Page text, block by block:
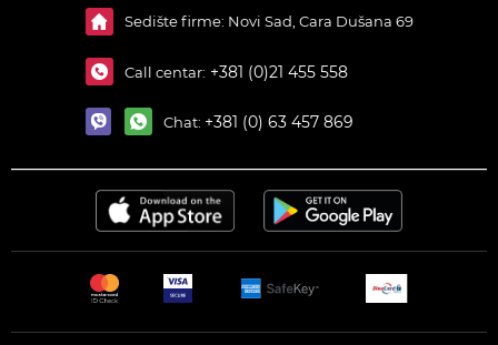
Sedište firme: Novi Sad, Cara Dušana 69
Call centar: +381 (0)21 455 558
Chat: +381 (0) 63 457 869